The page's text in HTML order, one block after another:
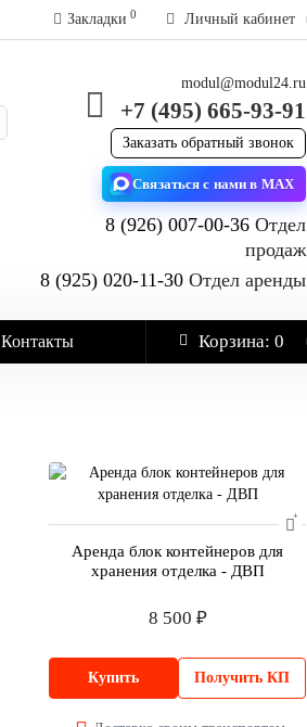
Закладки 0 Личный кабинет
modul@modul24.ru
+7 (495) 665-93-91
Заказать обратный звонок
Связаться с нами в MAX
8 (926) 007-00-36 Отдел
продаж
8 (925) 020-11-30 Отдел аренды
Контакты Корзина: 0
Аренда блок контейнеров для
хранения отделка - ДВП
8 500 ₽
Купить Получить КП